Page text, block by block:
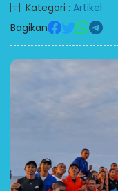
Kategori : Artikel
Bagikan